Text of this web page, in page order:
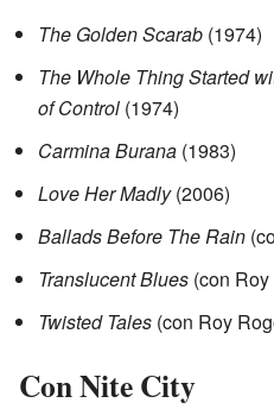
The Golden Scarab (1974)
The Whole Thing Started
of Control (1974)
Carmina Burana (1983)
Love Her Madly(2006)
Ballads Before The Rain
Translucent Blues (con
Twisted Tales (con Roy
Con Nite City